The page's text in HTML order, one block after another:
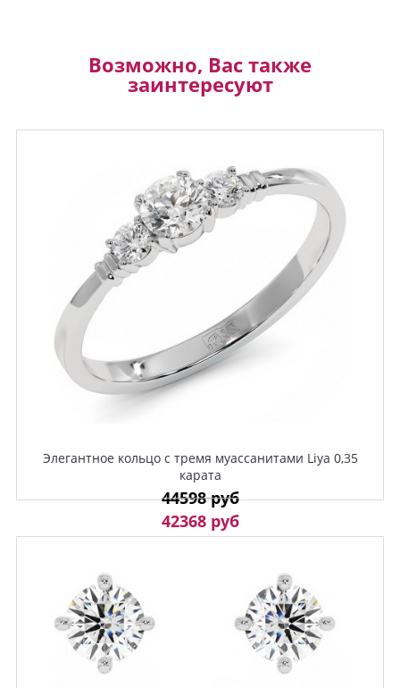
Возможно, Вас также
заинтересуют
Элегантное кольцо с тремя муассанитами Liya 0,35
карата
44598 руб
42368 руб